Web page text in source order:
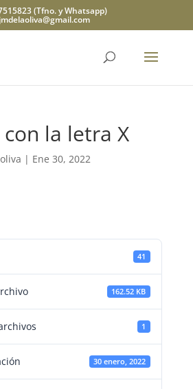
(Tfno. y Whatsapp)
jmdelaoliva@gmail.com
la letra X
| Ene 30, 2022
41
162.52 KB
1
30 enero, 2022